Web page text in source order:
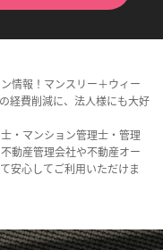
情報！マンスリー＋ウィー
経費削減に、法人様にも大好
・マンション管理士・管理
動産管理会社や不動産オー
安心してご利用いただけま